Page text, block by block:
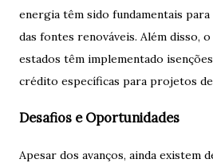
energia têm sido fundamentais
das fontes renováveis. Além disso,
estados têm implementado
crédito específicas para projetos
Desafios e Oportunidades
Apesar dos avanços, ainda existem